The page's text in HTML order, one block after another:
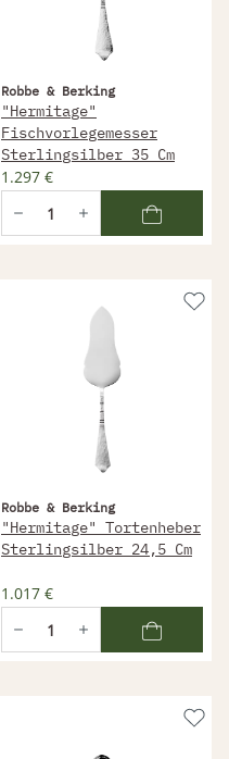
Robbe & Berking
"Hermitage"
Fischvorlegemesser
Sterlingsilber 35 Cm
1.297 €
Robbe & Berking
"Hermitage" Tortenheber
Sterlingsilber 24,5 Cm
1.017 €